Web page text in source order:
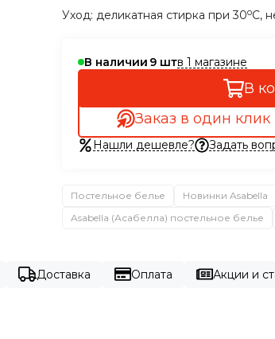
Уход: деликатная стирка при 30оС,
В наличии 9 в 1 магазине
В
Заказ в один клик
Нашли дешевле? Задать
Постельное белье Новинки Asabella
Asabella (Асабелла) постельное белье
Доставка Оплата Акции и